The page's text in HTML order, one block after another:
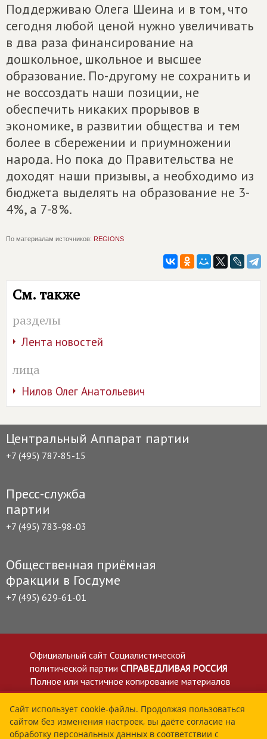
Поддерживаю Олега Шеина и в том, что
сегодня любой ценой нужно увеличивать
в два раза финансирование на
дошкольное, школьное и высшее
образование. По-другому не сохранить и
не воссоздать наши позиции, не
обеспечить никаких прорывов в
экономике, в развитии общества и тем
более в сбережении и приумножении
народа. Но пока до Правительства не
доходят наши призывы, а необходимо из
бюджета выделять на образование не 3-
4%, а 7-8%.
По материалам источников: REGIONS
См. также
разделы
Лента новостей
лица
Нилов Олег Анатольевич
Центральный Аппарат партии
+7 (495) 787-85-15
Пресс-служба
партии
+7 (495) 783-98-03
Общественная приёмная
фракции в Госдуме
+7 (495) 629-61-01
Официальный сайт Социалистической
политической партии СПРАВЕДЛИВАЯ РОССИЯ
Полное или частичное копирование материалов
приветствуется со ссылкой на сайт spravedlivo.ru
Политика в отношении обработки персональных
данных
Все материалы сайта spravedlivo.ru доступны по
Сайт использует cookie-файлы. Продолжая пользоваться
сайтом без изменения настроек, вы даёте согласие на
обработку персональных данных в соответствии с